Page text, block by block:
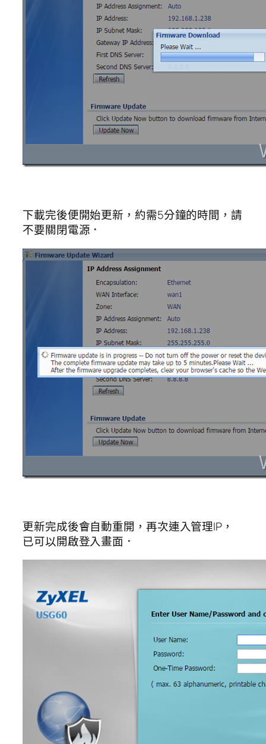
下載完後便開始更新，約需5分鐘的時間，請
不要關閉電源．
更新完成後會自動重開，再次連入管理IP，
已可以開啟登入畫面．